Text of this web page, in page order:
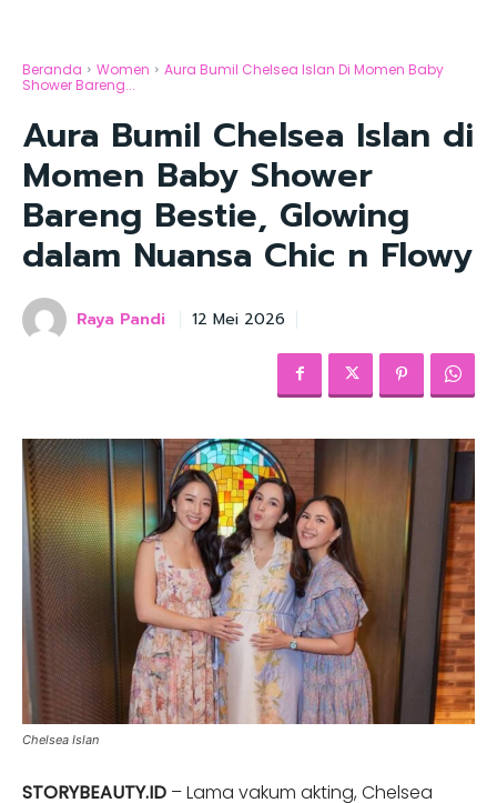
Beranda Women
Aura Bumil Chelsea Islan Di Momen Baby
Shower Bareng...
Aura Bumil Chelsea Islan di
Momen Baby Shower
Bareng Bestie, Glowing
dalam Nuansa Chic n Flowy
Raya Pandi 12 Mei 2026
Chelsea Islan
STORYBEAUTY.ID – Lama vakum akting, Chelsea